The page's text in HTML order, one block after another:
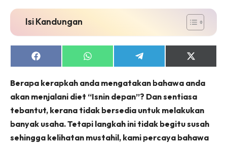
Isi Kandungan
Share
on
Share
on
Share
on
Share
on
(Twitter)
Berapa kerapkah anda mengatakan bahawa anda
akan menjalani diet “Isnin depan”? Dan sentiasa
tebantut, kerana tidak bersedia untuk melakukan
banyak usaha. Tetapi langkah ini tidak begitu susah
sehingga kelihatan mustahil, kami percaya bahawa